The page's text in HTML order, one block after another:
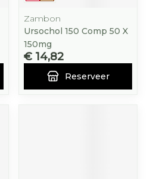
Zambon
Ursochol 150 Comp 50 X
150mg
€ 14,82
Reserveer